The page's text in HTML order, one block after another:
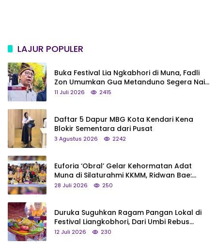
LAJUR POPULER
Buka Festival Lia Ngkabhori di Muna, Fadli
Zon Umumkan Gua Metanduno Segera Naik
Status Jadi Cagar Budaya Nasional
11 Juli 2026 2415
Daftar 5 Dapur MBG Kota Kendari Kena
Blokir Sementara dari Pusat
3 Agustus 2026 2242
Euforia ‘Obral’ Gelar Kehormatan Adat
Muna di Silaturahmi KKMM, Ridwan Bae:
Saya Bukan Tipe Begitu, Belum Pantas!
28 Juli 2026 250
Duruka Suguhkan Ragam Pangan Lokal di
Festival Liangkobhori, Dari Umbi Rebus
hingga Tumpeng Beras Muna
12 Juli 2026 230